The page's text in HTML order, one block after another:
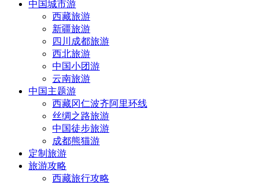
中国城市游
西藏旅游
新疆旅游
四川成都旅游
西北旅游
中国小团游
云南旅游
中国主题游
西藏冈仁波齐阿里环线
丝绸之路旅游
中国徒步旅游
成都熊猫游
定制旅游
旅游攻略
西藏旅行攻略